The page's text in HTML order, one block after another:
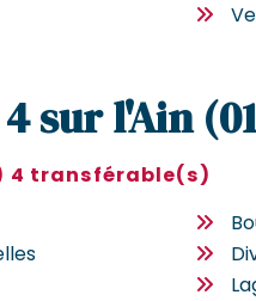
sur l'Ain
4 transférable(s)